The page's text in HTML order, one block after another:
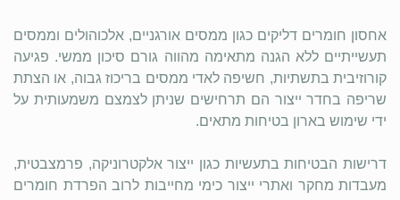
אחסון חומרים דליקים כגון ממסים אורגניים, אלכוהולים וממסים
תעשייתיים ללא הגנה מתאימה מהווה גורם סיכון ממשי. פגיעה
קורוזיבית בתשתיות, חשיפה לאדי ממסים בריכוז גבוה, או הצתת
שריפה בחדר ייצור הם תרחישים שניתן לצמצם משמעותית על
ידי שימוש בארון בטיחות מתאים.
דרישות הבטיחות בתעשיות כגון ייצור אלקטרוניקה, פרמצבטית,
מעבדות מחקר ואתרי ייצור כימי מחייבות לרוב הפרדת חומרים